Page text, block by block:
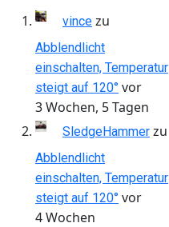
vince zu
Abblendlicht
einschalten, Temperatur
steigt auf 120° vor
3 Wochen, 5 Tagen
SledgeHammer zu
Abblendlicht
einschalten, Temperatur
steigt auf 120° vor
4 Wochen